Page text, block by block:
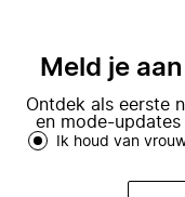
Meld je
Ontdek als eerste
en mode-
Ik houd van